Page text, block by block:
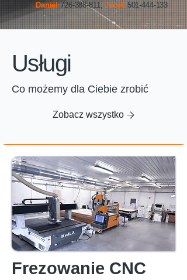
Tel.: Daniel 726-388-811,Jacek 501-444-133
Usługi
Co możemy dla Ciebie zrobić
Zobacz wszystko
Frezowanie CNC